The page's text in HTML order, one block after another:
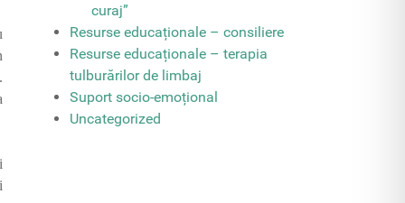
.
curaj”
Resurse educaționale – consiliere
Resurse educaționale – terapia
tulburărilor de limbaj
Suport socio-emoțional
Uncategorized